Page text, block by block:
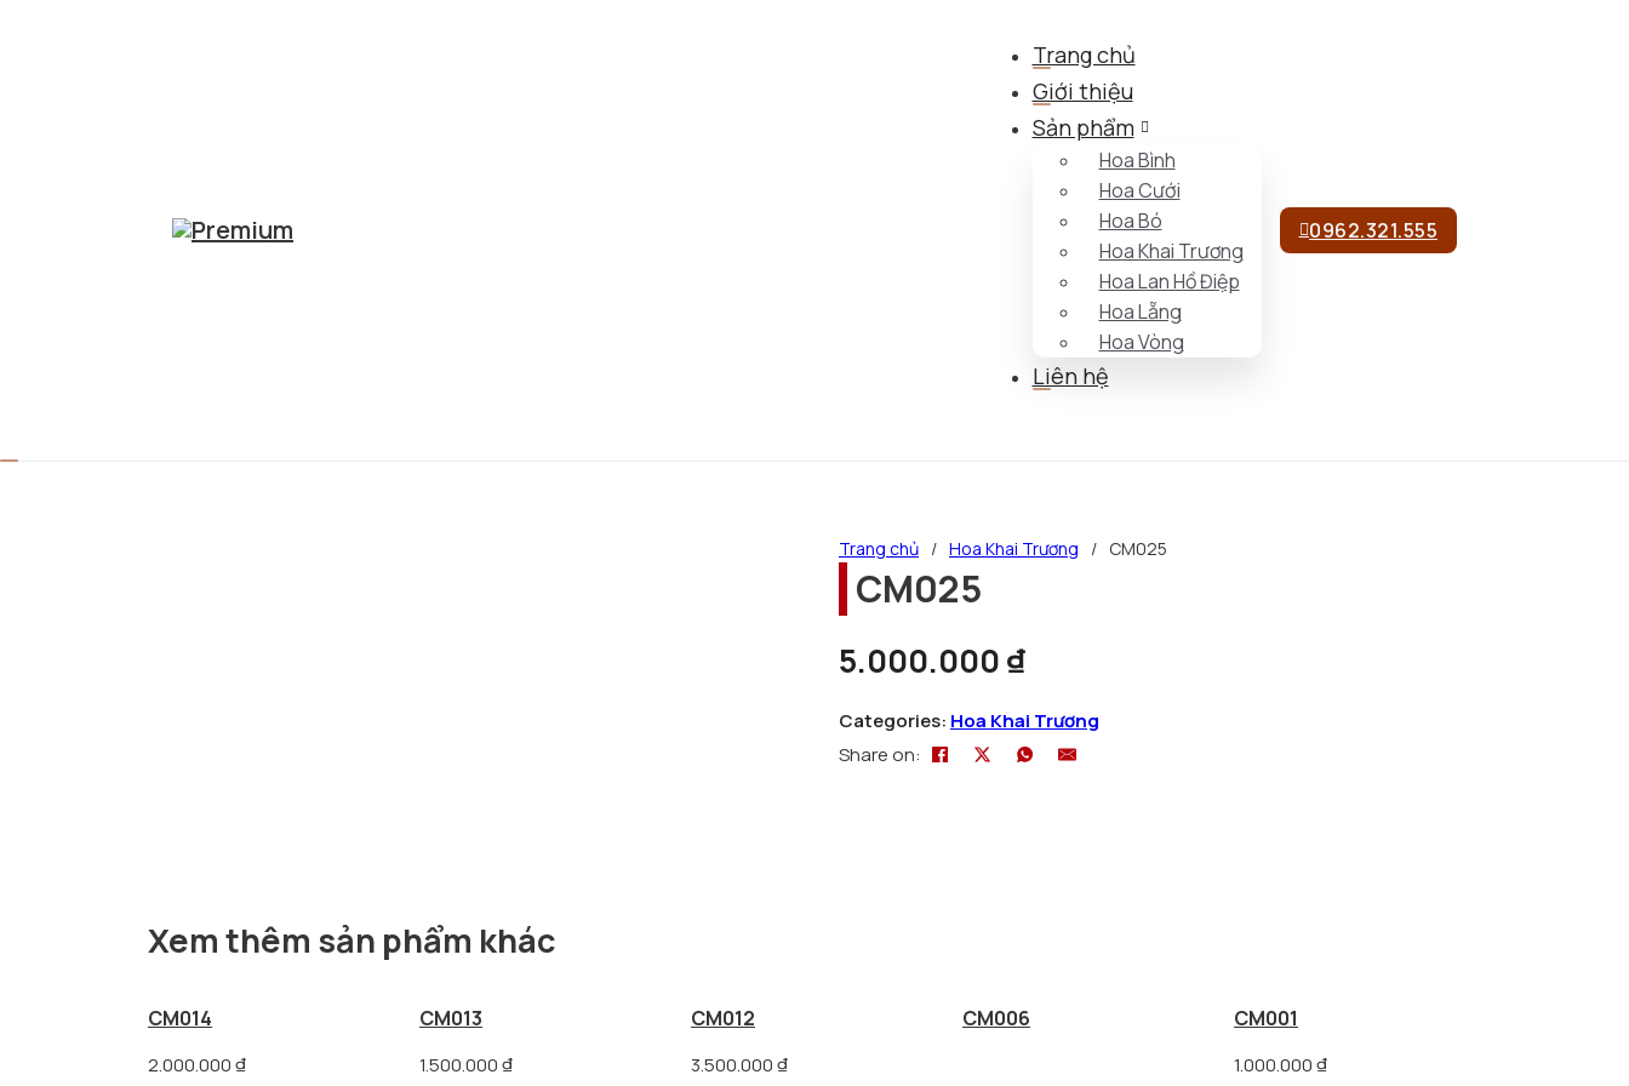
Trang chủ
Giới thiệu
Sản phẩm
Hoa Bình
Hoa Cưới
Hoa Bó
Hoa Khai Trương
Hoa Lan Hồ Điệp
Hoa Lẵng
Hoa Vòng
Liên hệ
0962.321.555
Trang chủ / Hoa Khai Trương / CM025
CM025
5.000.000₫
Categories: Hoa Khai Trương
Share on:
Xem thêm sản phẩm khác
CM014
2.000.000₫
CM013
1.500.000₫
CM012
3.500.000₫
CM006 CM001
1.000.000₫